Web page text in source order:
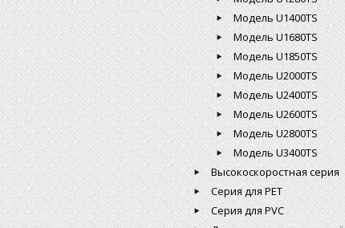
Модель U1400TS
Модель U1680TS
Модель U1850TS
Модель U2000TS
Модель U2400TS
Модель U2600TS
Модель U2800TS
Модель U3400TS
Высокоскоростная серия
Серия для PET
Серия для PVC